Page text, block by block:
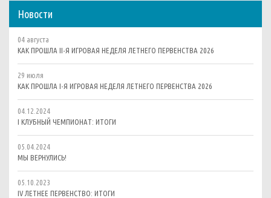
Новости
04 августа
КАК ПРОШЛА II-Я ИГРОВАЯ НЕДЕЛЯ ЛЕТНЕГО ПЕРВЕНСТВА 2026
29 июля
КАК ПРОШЛА I-Я ИГРОВАЯ НЕДЕЛЯ ЛЕТНЕГО ПЕРВЕНСТВА 2026
04.12.2024
I КЛУБНЫЙ ЧЕМПИОНАТ: ИТОГИ
05.04.2024
МЫ ВЕРНУЛИСЬ!
05.10.2023
IV ЛЕТНЕЕ ПЕРВЕНСТВО: ИТОГИ